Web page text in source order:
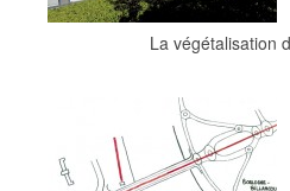
La végétalisation